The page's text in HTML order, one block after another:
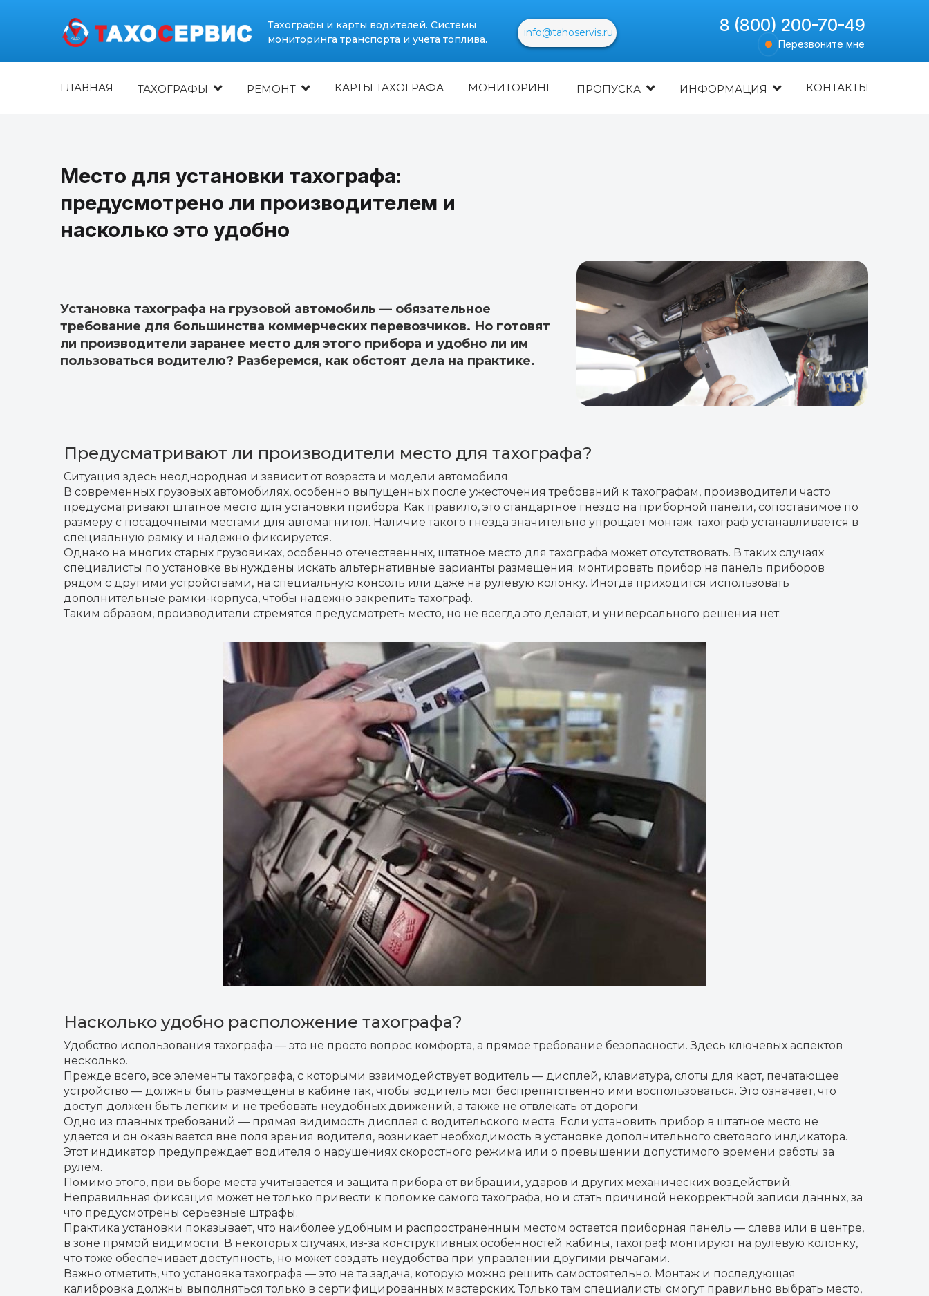
Тахографы и карты водителей. Системы
мониторинга транспорта и учета топлива.
info@tahoservis.ru 8 (800) 200-70-49
Перезвоните мне
ГЛАВНАЯ ТАХОГРАФЫ РЕМОНТ КАРТЫ ТАХОГРАФА МОНИТОРИНГ ПРОПУСКА ИНФОРМАЦИЯ КОНТАКТЫ
Место для установки тахографа:
предусмотрено ли производителем и
насколько это удобно
Установка тахографа на грузовой автомобиль — обязательное
требование для большинства коммерческих перевозчиков. Но готовят
ли производители заранее место для этого прибора и удобно ли им
пользоваться водителю? Разберемся, как обстоят дела на практике.
Предусматривают ли производители место для тахографа?
Ситуация здесь неоднородная и зависит от возраста и модели автомобиля.
В современных грузовых автомобилях, особенно выпущенных после ужесточения требований к тахографам, производители часто
предусматривают штатное место для установки прибора. Как правило, это стандартное гнездо на приборной панели, сопоставимое по
размеру с посадочными местами для автомагнитол. Наличие такого гнезда значительно упрощает монтаж: тахограф устанавливается в
специальную рамку и надежно фиксируется.
Однако на многих старых грузовиках, особенно отечественных, штатное место для тахографа может отсутствовать. В таких случаях
специалисты по установке вынуждены искать альтернативные варианты размещения: монтировать прибор на панель приборов
рядом с другими устройствами, на специальную консоль или даже на рулевую колонку. Иногда приходится использовать
дополнительные рамки-корпуса, чтобы надежно закрепить тахограф.
Таким образом, производители стремятся предусмотреть место, но не всегда это делают, и универсального решения нет.
Насколько удобно расположение тахографа?
Удобство использования тахографа — это не просто вопрос комфорта, а прямое требование безопасности. Здесь ключевых аспектов
несколько.
Прежде всего, все элементы тахографа, с которыми взаимодействует водитель — дисплей, клавиатура, слоты для карт, печатающее
устройство — должны быть размещены в кабине так, чтобы водитель мог беспрепятственно ими воспользоваться. Это означает, что
доступ должен быть легким и не требовать неудобных движений, а также не отвлекать от дороги.
Одно из главных требований — прямая видимость дисплея с водительского места. Если установить прибор в штатное место не
удается и он оказывается вне поля зрения водителя, возникает необходимость в установке дополнительного светового индикатора.
Этот индикатор предупреждает водителя о нарушениях скоростного режима или о превышении допустимого времени работы за
рулем.
Помимо этого, при выборе места учитывается и защита прибора от вибрации, ударов и других механических воздействий.
Неправильная фиксация может не только привести к поломке самого тахографа, но и стать причиной некорректной записи данных, за
что предусмотрены серьезные штрафы.
Практика установки показывает, что наиболее удобным и распространенным местом остается приборная панель — слева или в центре,
в зоне прямой видимости. В некоторых случаях, из-за конструктивных особенностей кабины, тахограф монтируют на рулевую колонку,
что тоже обеспечивает доступность, но может создать неудобства при управлении другими рычагами.
Важно отметить, что установка тахографа — это не та задача, которую можно решить самостоятельно. Монтаж и последующая
калибровка должны выполняться только в сертифицированных мастерских. Только там специалисты смогут правильно выбрать место,